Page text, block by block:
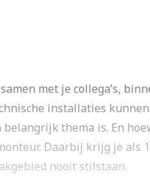
met je collega’s,
installaties
thema is. En
Daarbij krijg je als
nooit stilstaan.